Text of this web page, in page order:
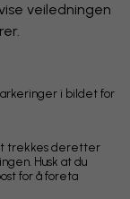
veiledningen
i bildet for
trekkes deretter
Husk at du
for å foreta